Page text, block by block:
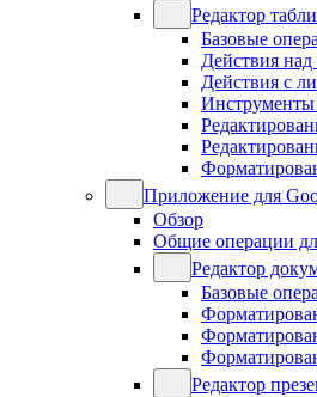
Редактор
Базовые
Действия над
Действия с
Инструменты
Приложение для
Обзор
Общие операции
Редактор
Базовые
Редактор